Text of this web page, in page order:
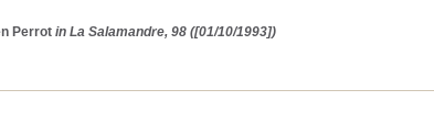
Perrot in La Salamandre, 98 ([01/10/1993])